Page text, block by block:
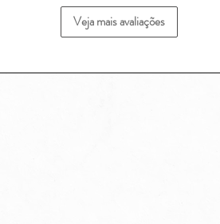
Veja mais avaliações